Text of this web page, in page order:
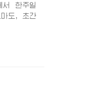
서 한주일
도, 초간